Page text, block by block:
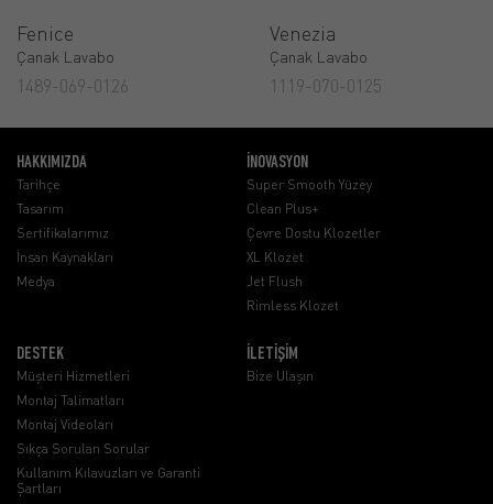
Fenice
Çanak Lavabo
1489-069-0126
Venezia
Çanak Lavabo
1119-070-0125
HAKKIMIZDA
Tarihçe
Tasarım
Sertifikalarımız
İnsan Kaynakları
Medya
İNOVASYON
Super Smooth Yüzey
Clean Plus+
Çevre Dostu Klozetler
XL Klozet
Jet Flush
Rimless Klozet
DESTEK
Müşteri Hizmetleri
Montaj Talimatları
Montaj Videoları
Sıkça Sorulan Sorular
Kullanım Kılavuzları ve Garanti
Şartları
İLETİŞİM
Bize Ulaşın